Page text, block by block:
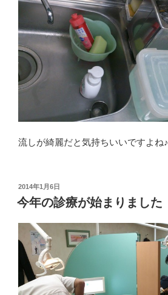
流しが綺麗だと気持ちいいですよね♪
投
稿
日:
2014年1月6日
今年の診療が始まりました